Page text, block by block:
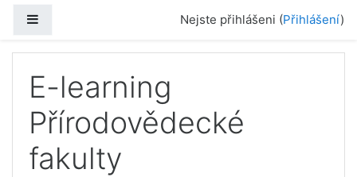
Nejste přihlášeni (Přihlášení)
E-learning
Přírodovědecké
fakulty